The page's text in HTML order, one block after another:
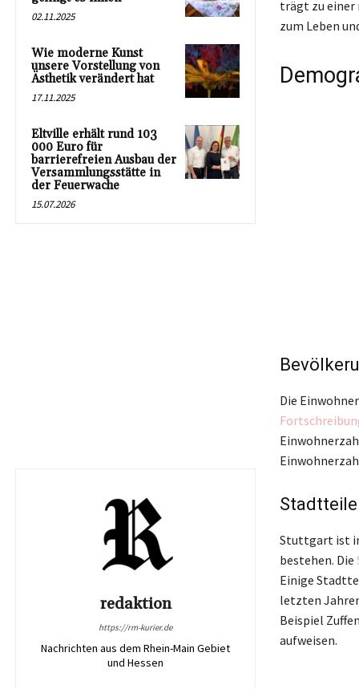
02.11.2025
Wie moderne Kunst
unsere Vorstellung von
Ästhetik verändert hat
17.11.2025
Eltville erhält rund 103
000 Euro für
barrierefreien Ausbau der
Versammlungsstätte in
der Feuerwache
15.07.2026
redaktion
https://rm-kurier.de
Nachrichten aus dem Rhein-Main Gebiet
und Hessen
trägt zu
zum Leben
Die
Stuttgart ist
bestehen. Die
Einige
letzten
Beispiel
aufweisen.